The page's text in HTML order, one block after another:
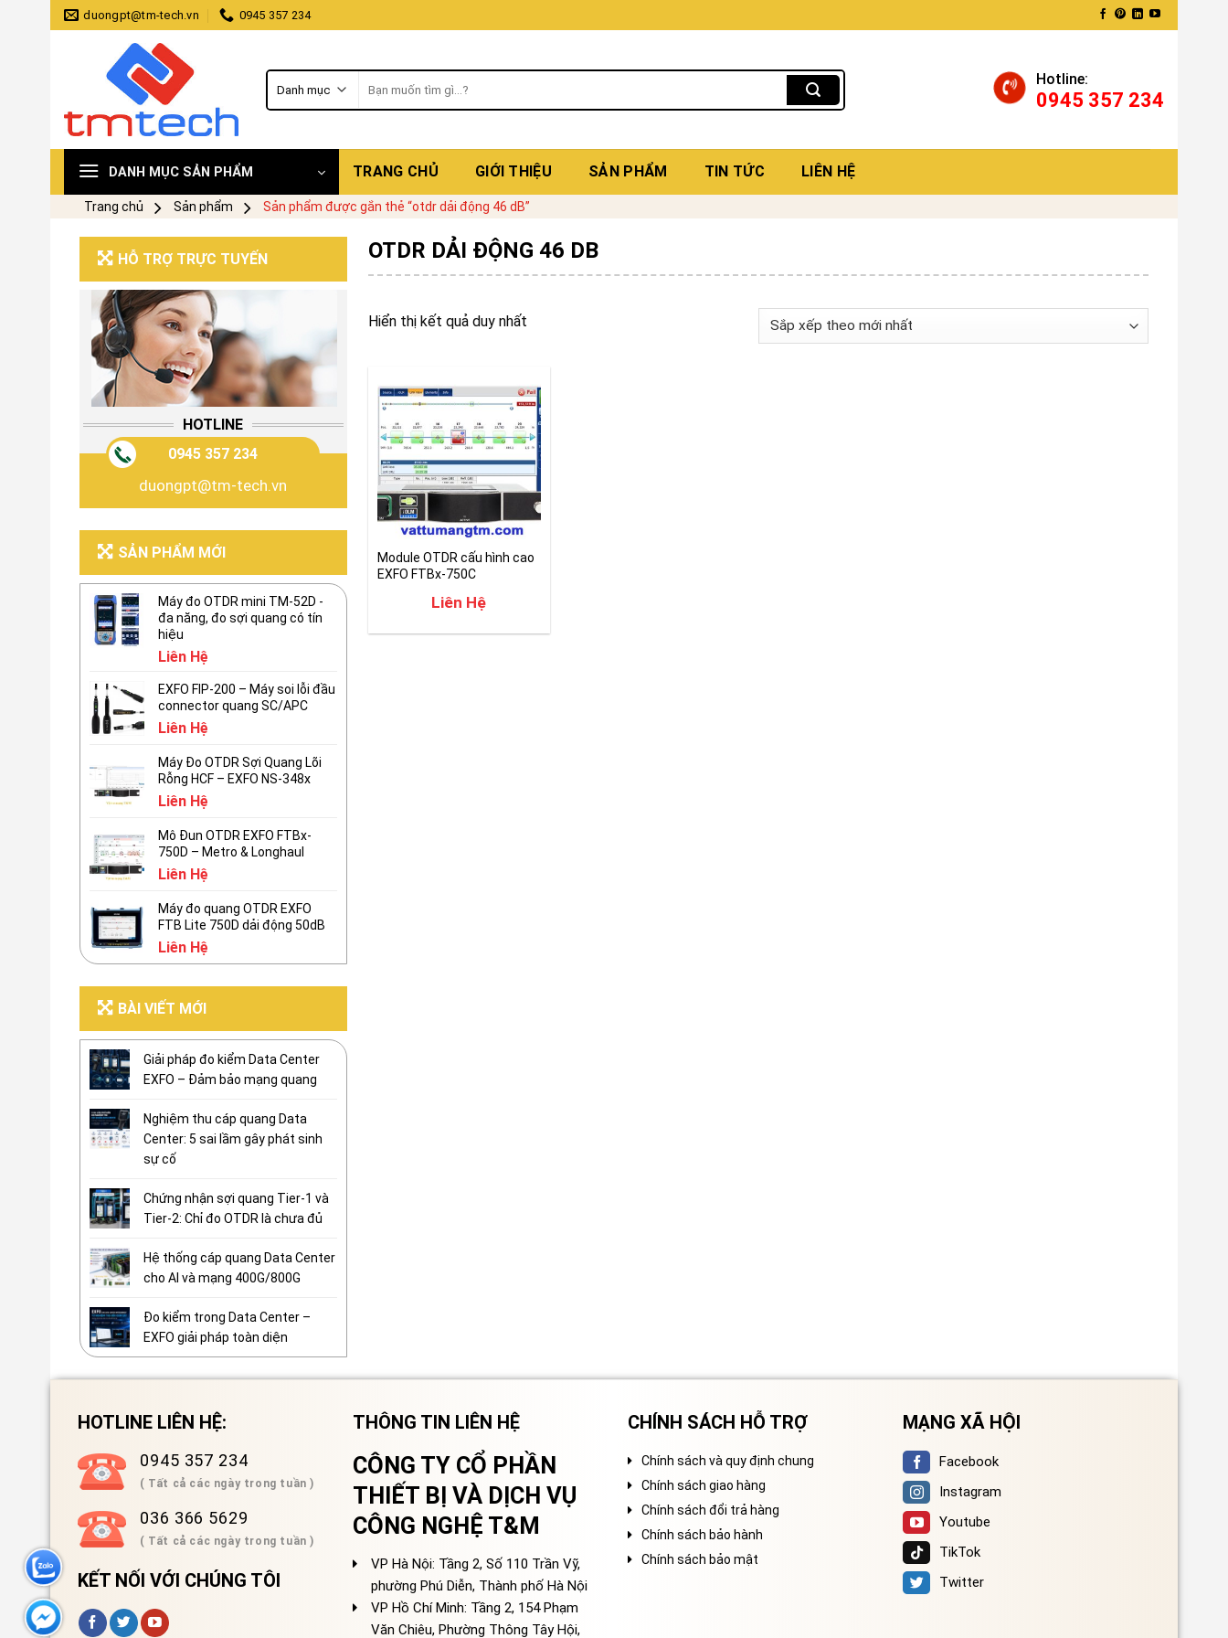
Skip
to
duongpt@tm-tech.vn 0945 357 234
kiếm:
Hotline:
0945 357 234
DANH MỤC SẢN PHẨM TRANG CHỦ GIỚI THIỆU SẢN PHẨM TIN TỨC LIÊN HỆ
Trang chủ Sản phẩm Sản phẩm được gắn thẻ “otdr dải động 46 dB”
HỖ TRỢ TRỰC TUYẾN
HOTLINE
0945 357 234
duongpt@tm-tech.vn
SẢN PHẨM MỚI
Máy đo OTDR mini TM-52D -
đa năng, đo sợi quang có tín
hiệu
Liên Hệ
EXFO FIP-200 – Máy soi lỗi đầu
connector quang SC/APC
Liên Hệ
Máy Đo OTDR Sợi Quang Lõi
Rỗng HCF – EXFO NS-348x
Liên Hệ
Mô Đun OTDR EXFO FTBx-
750D – Metro & Longhaul
Liên Hệ
Máy đo quang OTDR EXFO
FTB Lite 750D dải động 50dB
Liên Hệ
BÀI VIẾT MỚI
Giải pháp đo kiểm Data Center
EXFO – Đảm bảo mạng quang
Nghiệm thu cáp quang Data
Center: 5 sai lầm gây phát sinh
sự cố
Chứng nhận sợi quang Tier-1 và
Tier-2: Chỉ đo OTDR là chưa đủ
Hệ thống cáp quang Data Center
cho AI và mạng 400G/800G
Đo kiểm trong Data Center –
EXFO giải pháp toàn diện
OTDR DẢI ĐỘNG 46 DB
Hiển thị kết quả duy nhất
Module OTDR cấu hình cao
EXFO FTBx-750C
Liên Hệ
HOTLINE LIÊN HỆ:
0945 357 234
( Tất cả các ngày trong tuần )
036 366 5629
( Tất cả các ngày trong tuần )
KẾT NỐI VỚI CHÚNG TÔI
THÔNG TIN LIÊN HỆ
CÔNG TY CỔ PHẦN
THIẾT BỊ VÀ DỊCH VỤ
CÔNG NGHỆ T&M
VP Hà Nội: Tầng 2, Số 110 Trần Vỹ,
phường Phú Diễn, Thành phố Hà Nội
VP Hồ Chí Minh: Tầng 2, 154 Phạm
Văn Chiêu, Phường Thông Tây Hội,
CHÍNH SÁCH HỖ TRỢ
Chính sách và quy định chung
Chính sách giao hàng
Chính sách đổi trả hàng
Chính sách bảo hành
Chính sách bảo mật
MẠNG XÃ HỘI
Facebook
Instagram
Youtube
TikTok
Twitter